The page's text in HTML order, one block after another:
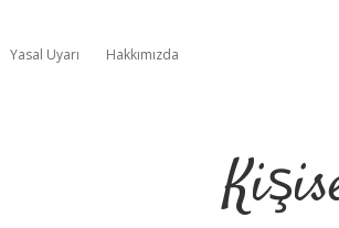
Yasal Uyarı Hakkımızda